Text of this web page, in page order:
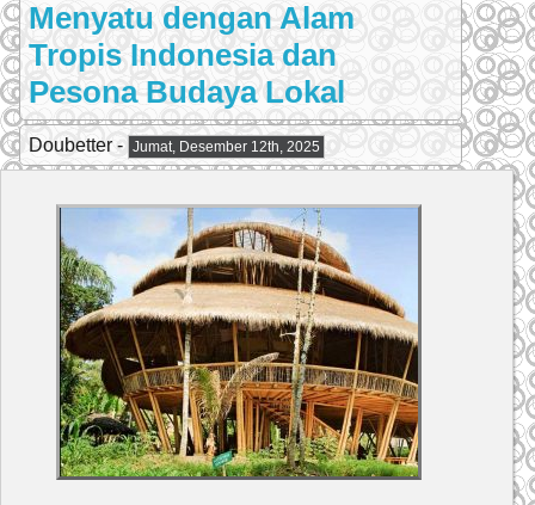
Menyatu dengan Alam
Tropis Indonesia dan
Pesona Budaya Lokal
Doubetter - Jumat, Desember 12th, 2025